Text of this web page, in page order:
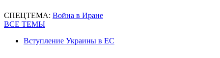
СПЕЦТЕМА: Война в Иране
ВСЕ ТЕМЫ
Вступление Украины в ЕС